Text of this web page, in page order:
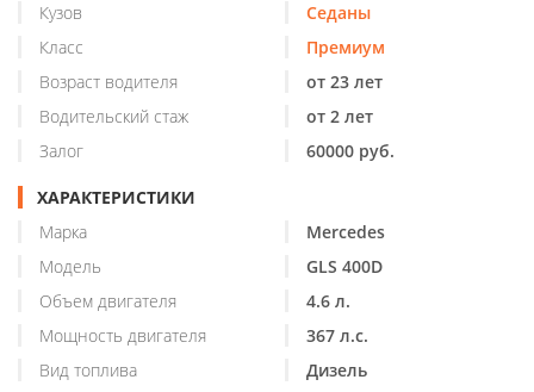
Кузов
Седаны
Класс
Премиум
Возраст водителя
от 23 лет
Водительский стаж
от 2 лет
Залог
60000 руб.
ХАРАКТЕРИСТИКИ
Марка
Mercedes
Модель
GLS 400D
Объем двигателя
4.6 л.
Мощность двигателя
367 л.с.
Вид топлива
Дизель